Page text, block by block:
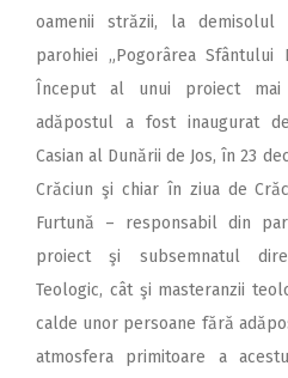
oamenii străzii, la
parohiei „Pogorârea Sfântului
Început al unui proiect mai
adăpostul a fost inaugurat
Casian al Dunării de Jos, în 23
Crăciun şi chiar în ziua de
Furtună – responsabil din
proiect şi subsemnatul
Teologic, cât şi masteranzii
calde unor persoane fără
atmosfera primitoare a